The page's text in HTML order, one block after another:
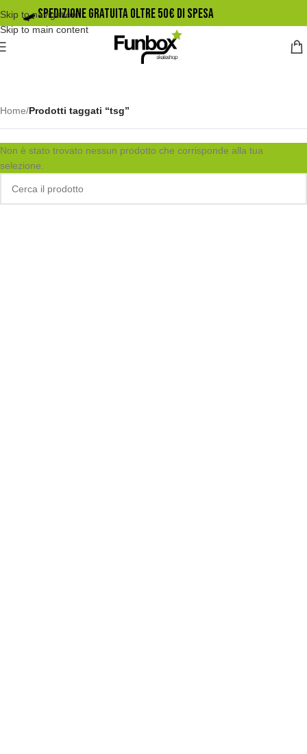
Skip to navigation
Skip to main content
🛹️ SPEDIZIONE GRATUITA OLTRE 50€ DI SPESA
Home/Prodotti taggati “tsg”
Non è stato trovato nessun prodotto che corrisponde alla tua
selezione.